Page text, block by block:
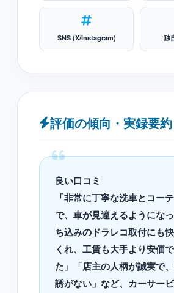
SNS (X/Instagram) 独
評価の傾向・実録要約
良い口コミ
「非常に丁寧な洗車とコー
で、車が見違えるようにな
ち込みのドラレコ取付にも
くれ、工賃も大手より安価
た」「店主の人柄が誠実で
誘がない」など、カーサー